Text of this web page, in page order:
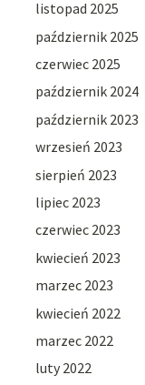
listopad 2025
październik 2025
czerwiec 2025
październik 2024
październik 2023
wrzesień 2023
sierpień 2023
lipiec 2023
czerwiec 2023
kwiecień 2023
marzec 2023
kwiecień 2022
marzec 2022
luty 2022